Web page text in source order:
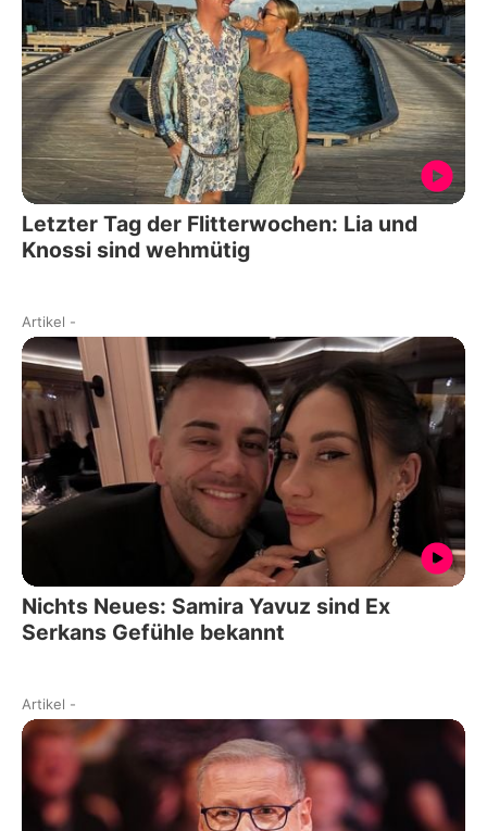
Letzter Tag der Flitterwochen: Lia und
Knossi sind wehmütig
Artikel -
Nichts Neues: Samira Yavuz sind Ex
Serkans Gefühle bekannt
Artikel -